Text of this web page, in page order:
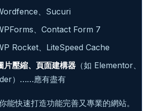
、Sucuri
、Contact Form 7
Rocket、LiteSpeed Cache
片壓縮、頁面建構器（如 Elementor、
）……應有盡有
能快速打造功能完善又專業的網站。